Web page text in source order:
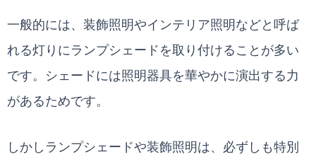
一般的には、装飾照明やインテリア照明などと呼ば
れる灯りにランプシェードを取り付けることが多い
です。シェードには照明器具を華やかに演出する力
があるためです。
しかしランプシェードや装飾照明は、必ずしも特別